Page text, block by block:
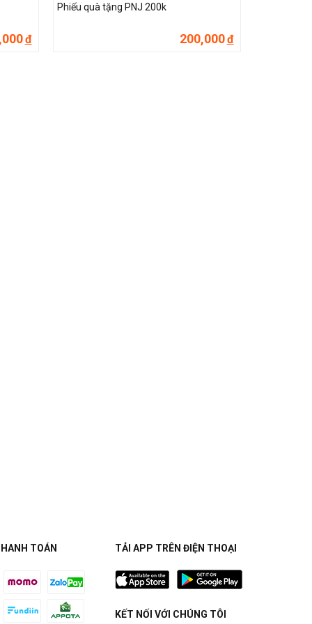
đ
Phiếu quà tặng PNJ 200k
200,000đ
TOÁN TẢI APP TRÊN ĐIỆN THOẠI
KẾT NỐI VỚI CHÚNG TÔI